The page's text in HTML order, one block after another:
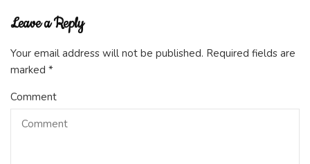
Leave a Reply
Your email address will not be published. Required fields are
marked *
Comment